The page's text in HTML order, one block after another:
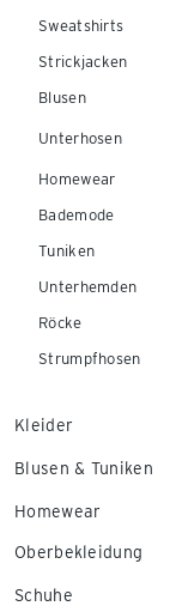
Sweatshirts
Strickjacken
Blusen
Unterhosen
Homewear
Bademode
Tuniken
Unterhemden
Röcke
Strumpfhosen
Kleider
Blusen & Tuniken
Homewear
Oberbekleidung
Schuhe